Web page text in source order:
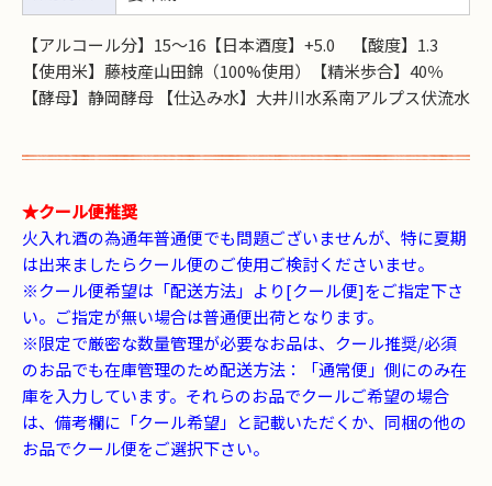
【アルコール分】15～16【日本酒度】+5.0 【酸度】1.3
【使用米】藤枝産山田錦（100%使用）【精米歩合】40％
【酵母】静岡酵母 【仕込み水】大井川水系南アルプス伏流水
★クール便推奨
火入れ酒の為通年普通便でも問題ございませんが、特に夏期
は出来ましたらクール便のご使用ご検討くださいませ。
※クール便希望は「配送方法」より[クール便]をご指定下さ
い。ご指定が無い場合は普通便出荷となります。
※限定で厳密な数量管理が必要なお品は、クール推奨/必須
のお品でも在庫管理のため配送方法：「通常便」側にのみ在
庫を入力しています。それらのお品でクールご希望の場合
は、備考欄に「クール希望」と記載いただくか、同梱の他の
お品でクール便をご選択下さい。